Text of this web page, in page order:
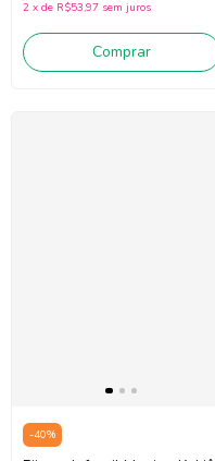
2 x de R$53,97 sem juros
Comprar
-40%